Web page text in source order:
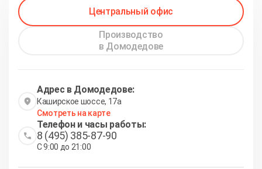
Центральный офис
Производство
в Домодедове
Адрес в Домодедове:
Каширское шоссе, 17а
Смотреть на карте
Телефон и часы работы:
8 (495) 385-87-90
С 9:00 до 21:00